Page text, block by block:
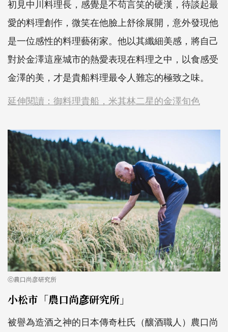
初見中川料理長，感覺是不苟言笑的硬漢，待談起最
愛的料理創作，微笑在他臉上舒徐展開，意外發現他
是一位感性的料理藝術家。他以其纖細美感，將自己
對於金澤這座城市的熱愛表現在料理之中，以食感受
金澤的美，才是貴船料理最令人難忘的極致之味。
延伸閱讀：御料理貴船，米其林二星的金澤旬色
ⓒ農口尚彦研究所
小松市「農口尚彦研究所」
被譽為造酒之神的日本傳奇杜氏（釀酒職人）農口尚